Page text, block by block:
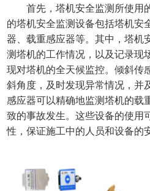
首先，塔机安全监测所使用
的塔机安全监测设备包括塔机安
器、载重感应器等。其中，塔机
测塔机的工作情况，以及记录现
现对塔机的全天候监控。倾斜传
斜角度，及时发现异常情况，并
感应器可以精确地监测塔机的载
致的事故发生。这些设备的使用
性，保证施工中的人员和设备的